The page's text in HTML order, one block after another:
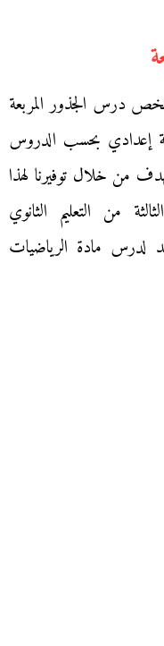
درس الجذور المربعة
إعدادي بحسب الدروس
من خلال توفيرنا لهذا
من التعليم الثانوي
لدرس مادة الرياضيات